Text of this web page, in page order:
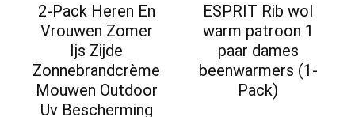
2-Pack Heren En
Vrouwen Zomer
Ijs Zijde
Zonnebrandcrème
Mouwen Outdoor
Uv Bescherming
ESPRIT Rib wol
warm patroon 1
paar dames
beenwarmers (1-
Pack)